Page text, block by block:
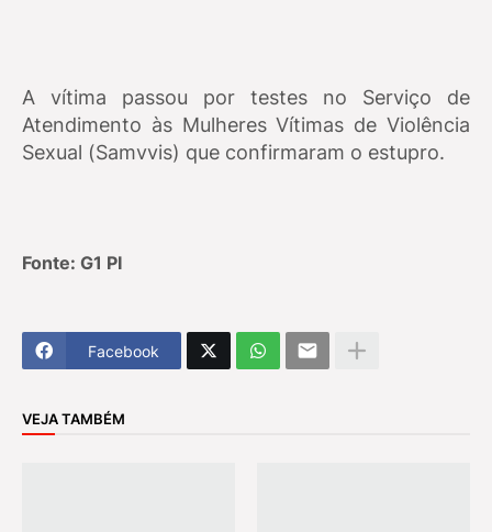
A vítima passou por testes no Serviço de
Atendimento às Mulheres Vítimas de Violência
Sexual (Samvvis) que confirmaram o estupro.
Fonte: G1 PI
Facebook
VEJA TAMBÉM